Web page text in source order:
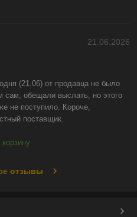
21.06.2026
(21.06) от продавца не было
сам, обещали выслать, но этого
не поступило. Короче,
поставщик.
отзывы